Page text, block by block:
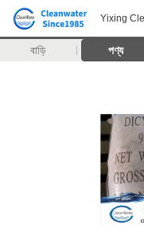
Yixing
বাড়ি পণ্য